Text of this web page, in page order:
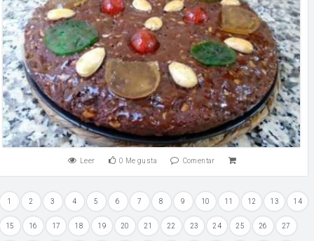
Leer 0 Me gusta Comentar
1 2 3 4 5 6 7 8 9 10 11 12 13 14
15 16 17 18 19 20 21 22 23 24 25 26 27